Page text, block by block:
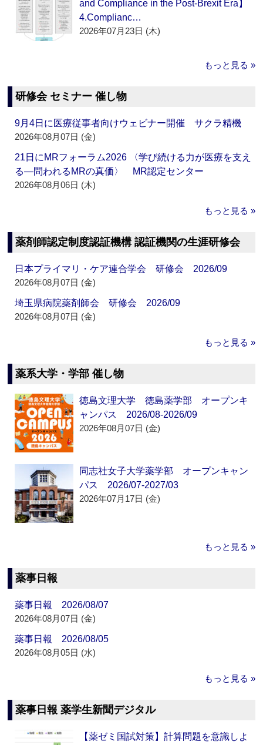
and Compliance in the Post-Brexit Era】
4.Complianc…
2026年07月23日 (木)
もっと見る »
研修会 セミナー 催し物
9月4日に医療従事者向けウェビナー開催 サクラ精機
2026年08月07日 (金)
21日にMRフォーラム2026 〈学び続ける力が医療を支え
る―問われるMRの真価〉 MR認定センター
2026年08月06日 (木)
もっと見る »
薬剤師認定制度認証機構 認証機関の生涯研修会
日本プライマリ・ケア連合学会 研修会 2026/09
2026年08月07日 (金)
埼玉県病院薬剤師会 研修会 2026/09
2026年08月07日 (金)
もっと見る »
薬系大学・学部 催し物
徳島文理大学 徳島薬学部 オープンキ
ャンパス 2026/08-2026/09
2026年08月07日 (金)
同志社女子大学薬学部 オープンキャン
パス 2026/07-2027/03
2026年07月17日 (金)
もっと見る »
薬事日報
薬事日報 2026/08/07
2026年08月07日 (金)
薬事日報 2026/08/05
2026年08月05日 (水)
もっと見る »
薬事日報 薬学生新聞デジタル
【薬ゼミ国試対策】計算問題を意識しよ